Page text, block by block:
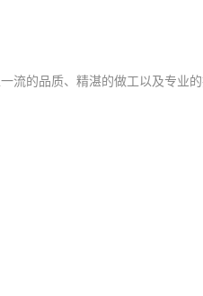
流的品质、精湛的做工以及专业